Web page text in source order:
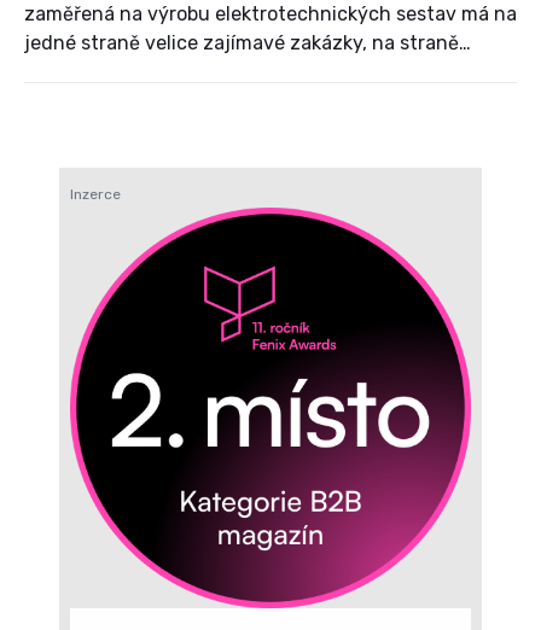
zaměřená na výrobu elektrotechnických sestav má na
jedné straně velice zajímavé zakázky, na straně
Inzerce